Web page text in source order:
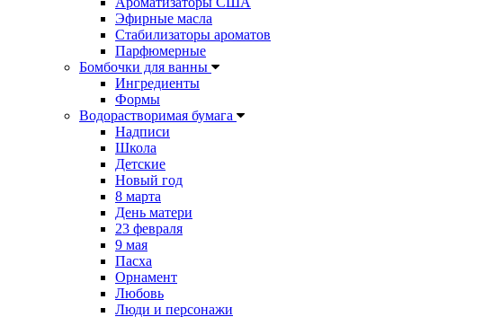
Эфирные масла
Стабилизаторы ароматов
Парфюмерные
Бомбочки для ванны
Ингредиенты
Формы
Водорастворимая бумага
Надписи
Школа
Детские
Новый год
8 марта
День матери
23 февраля
9 мая
Пасха
Орнамент
Любовь
Люди и персонажи